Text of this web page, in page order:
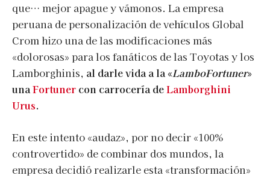
que… mejor apague y vámonos. La empresa
peruana de personalización de vehículos Global
Crom hizo una de las modificaciones más
«dolorosas» para los fanáticos de las Toyotas y los
Lamborghinis, al darle vida a la «LamboFortuner»
unaFortuner con carrocería deLamborghini
Urus.
En este intento «audaz», por no decir «100%
controvertido» de combinar dos mundos, la
empresa decidió realizarle esta «transformación»